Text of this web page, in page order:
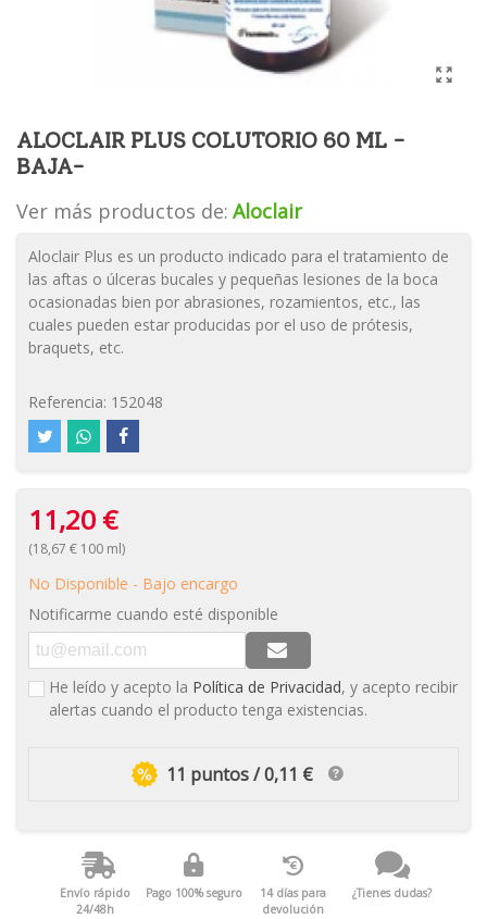
ALOCLAIR PLUS COLUTORIO 60 ML -
BAJA-
Ver más productos de: Aloclair
Aloclair Plus es un producto indicado para el tratamiento de
las aftas o úlceras bucales y pequeñas lesiones de la boca
ocasionadas bien por abrasiones, rozamientos, etc., las
cuales pueden estar producidas por el uso de prótesis,
braquets, etc.
Referencia: 152048
11,20 €
(18,67 € 100 ml)
No Disponible - Bajo encargo
Notificarme cuando esté disponible
He leído y acepto la Política de Privacidad, y acepto recibir
alertas cuando el producto tenga existencias.
11 puntos / 0,11 €
Envío rápido
24/48h
Pago 100% seguro
14 días para
devolución
¿Tienes dudas?